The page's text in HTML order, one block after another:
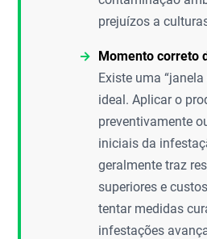
prejuízos a
Momento correto
Existe uma
ideal. Aplicar o
preventivamente
iniciais da
geralmente traz
superiores e
tentar medidas
infestações